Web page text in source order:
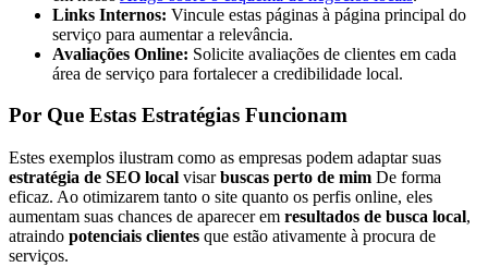
Links Internos: Vincule estas páginas à página principal do
serviço para aumentar a relevância.
Avaliações Online: Solicite avaliações de clientes em cada
área de serviço para fortalecer a credibilidade local.
Por Que Estas Estratégias Funcionam
Estes exemplos ilustram como as empresas podem adaptar suas
estratégia de SEO local visarbuscas perto de mim De forma
eficaz. Ao otimizarem tanto o site quanto os perfis online, eles
aumentam suas chances de aparecer em resultados de busca local,
atraindo potenciais clientes que estão ativamente à procura de
serviços.